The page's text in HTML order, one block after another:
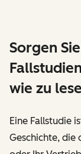
Sorgen
wie zu
Eine Fallstudie
Geschichte, die